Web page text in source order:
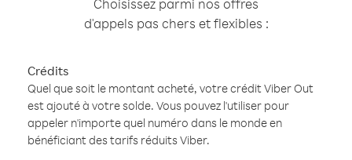
Choisissez parmi nos offres
d'appels pas chers et flexibles :
Crédits
Quel que soit le montant acheté, votre crédit Viber Out
est ajouté à votre solde. Vous pouvez l'utiliser pour
appeler n'importe quel numéro dans le monde en
bénéficiant des tarifs réduits Viber.